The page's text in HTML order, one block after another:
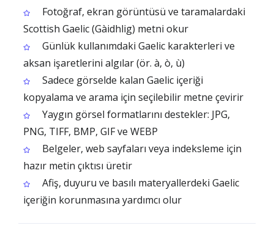
Fotoğraf, ekran görüntüsü ve taramalardaki
Scottish Gaelic (Gàidhlig) metni okur
Günlük kullanımdaki Gaelic karakterleri ve
aksan işaretlerini algılar (ör. à, ò, ù)
Sadece görselde kalan Gaelic içeriği
kopyalama ve arama için seçilebilir metne çevirir
Yaygın görsel formatlarını destekler: JPG,
PNG, TIFF, BMP, GIF ve WEBP
Belgeler, web sayfaları veya indeksleme için
hazır metin çıktısı üretir
Afiş, duyuru ve basılı materyallerdeki Gaelic
içeriğin korunmasına yardımcı olur